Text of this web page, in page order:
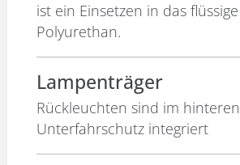
ist ein Einsetzen in das flüssige
Polyurethan.
Lampenträger
Rückleuchten sind im hinteren
Unterfahrschutz integriert